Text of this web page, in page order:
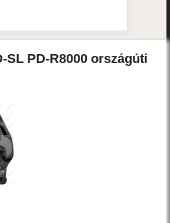
SL PD-R8000országúti